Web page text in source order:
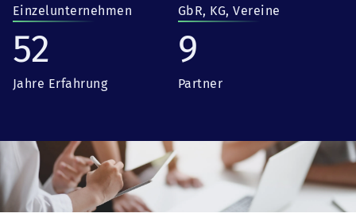
Einzelunternehmen GbR, KG, Vereine
52
Jahre Erfahrung
9
Partner